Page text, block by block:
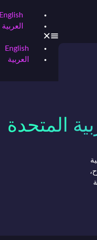
English
العربية
English
العربية
المتحدة